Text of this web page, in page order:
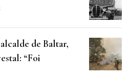
de Baltar,
“Foi